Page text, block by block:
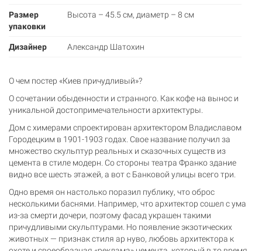
Размер
упаковки
Высота – 45.5 см, диаметр – 8 см
Дизайнер Александр Шатохин
О чем постер «Киев причудливый»?
О сочетании обыденности и странного. Как кофе на вынос и
уникальной достопримечательности архитектуры.
Дом с химерами спроектирован архитектором Владиславом
Городецким в 1901-1903 годах. Свое название получил за
множество скульптур реальных и сказочных существ из
цемента в стиле модерн. Со стороны театра Франко здание
видно все шесть этажей, а вот с Банковой улицы всего три.
Одно время он настолько поразил публику, что оброс
несколькими баснями. Например, что архитектор сошел с ума
из-за смерти дочери, поэтому фасад украшен такими
причудливыми скульптурами. Но появление экзотических
животных — признак стиля ар нуво, любовь архитектора к